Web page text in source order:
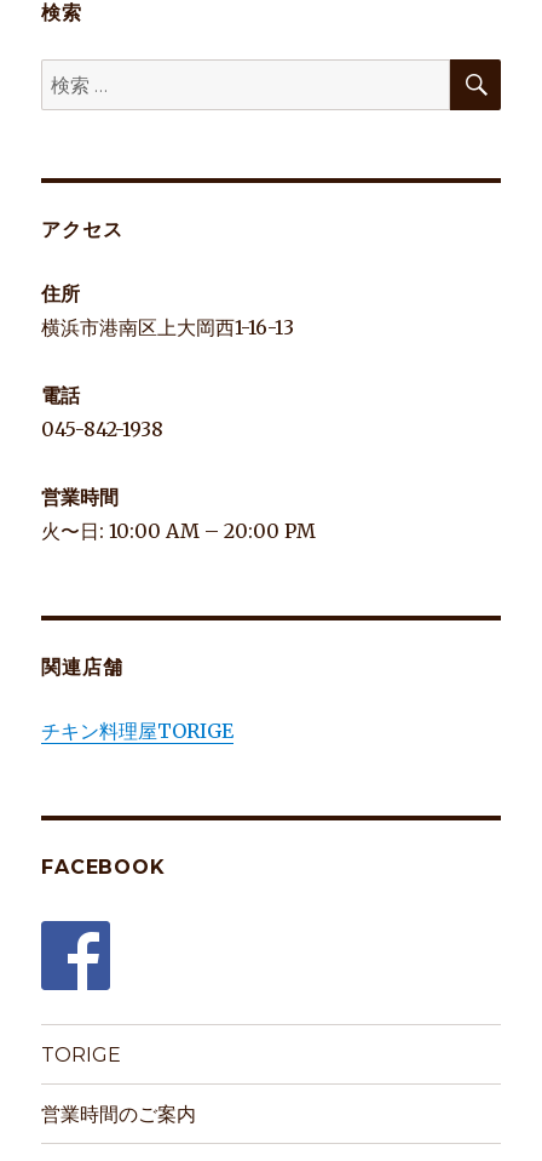
検索
検
索:
検
アクセス
住所
横浜市港南区上大岡西1-16-13
電話
045-842-1938
営業時間
火〜日: 10:00 AM – 20:00 PM
関連店舗
チキン料理屋TORIGE
FACEBOOK
TORIGE
営業時間のご案内